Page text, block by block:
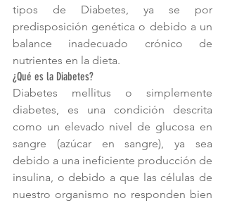
tipos de Diabetes, ya se por
predisposición genética o debido a un
balance inadecuado crónico de
nutrientes en la dieta.
¿Qué es la Diabetes?
Diabetes mellitus o simplemente
diabetes, es una condición descrita
como un elevado nivel de glucosa en
sangre (azúcar en sangre), ya sea
debido a una ineficiente producción de
insulina, o debido a que las células de
nuestro organismo no responden bien